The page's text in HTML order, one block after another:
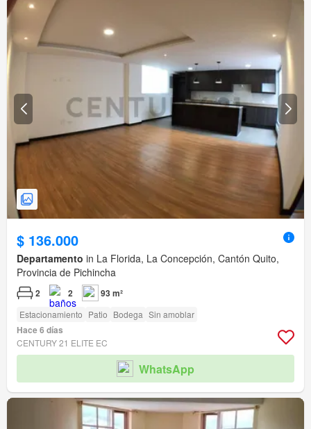
$ 136.000
Departamento in La Florida, La Concepción, Cantón Quito,
Provincia de Pichincha
2 2 93 m²
Estacionamiento Patio Bodega Sin amoblar
Hace 6 días
CENTURY 21 ELITE EC
WhatsApp